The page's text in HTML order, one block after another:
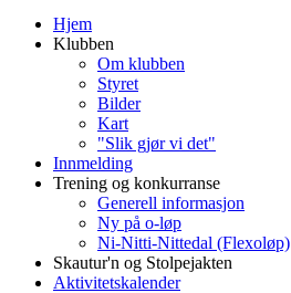
Hjem
Klubben
Om klubben
Styret
Bilder
Kart
"Slik gjør vi det"
Innmelding
Trening og konkurranse
Generell informasjon
Ny på o-løp
Ni-Nitti-Nittedal (Flexoløp)
Skautur'n og Stolpejakten
Aktivitetskalender